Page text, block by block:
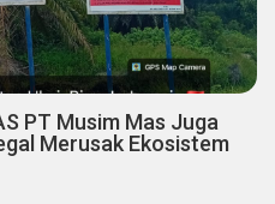
PT Musim Mas Juga
Merusak Ekosistem